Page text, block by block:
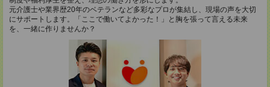
元介護士や業界歴20年のベテランなど多彩なプロが集結し、現場の声を大切
にサポートします。「ここで働いてよかった！」と胸を張って言える未来
を、一緒に作りませんか？